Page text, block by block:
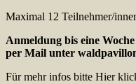
Maximal 12 Teilnehmer/
Anmeldung bis eine
per Mail unter
Für mehr infos bitte Hier